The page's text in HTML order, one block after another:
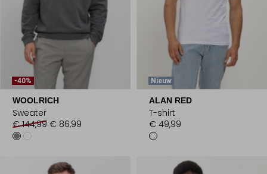
-40%
WOOLRICH
Sweater
€ 144,99 € 86,99
Nieuw
ALAN RED
T-shirt
€ 49,99